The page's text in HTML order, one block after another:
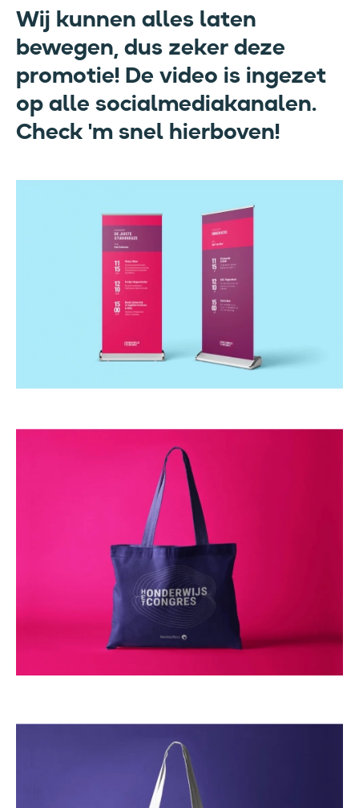
Wij kunnen alles laten
bewegen, dus zeker deze
promotie! De video is ingezet
op alle socialmediakanalen.
Check 'm snel hierboven!